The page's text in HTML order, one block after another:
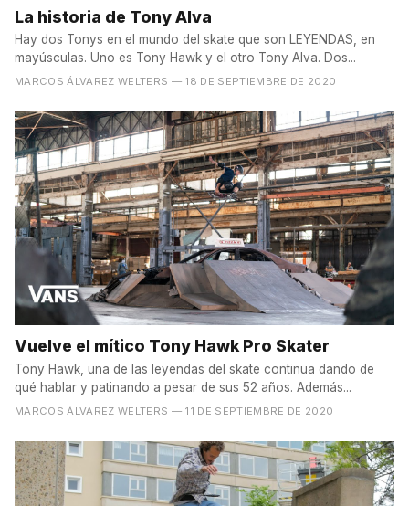
La historia de Tony Alva
Hay dos Tonys en el mundo del skate que son LEYENDAS, en
mayúsculas. Uno es Tony Hawk y el otro Tony Alva. Dos...
MARCOS ÁLVAREZ WELTERS — 18 DE SEPTIEMBRE DE 2020
Vuelve el mítico Tony Hawk Pro Skater
Tony Hawk, una de las leyendas del skate continua dando de
qué hablar y patinando a pesar de sus 52 años. Además...
MARCOS ÁLVAREZ WELTERS — 11 DE SEPTIEMBRE DE 2020